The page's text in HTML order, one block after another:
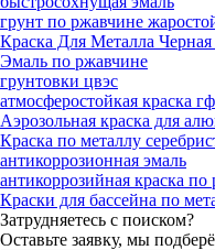
грунт по ржавчине
Краска Для Металла
Эмаль по ржавчине
грунтовки цвэс
атмосферостойкая краска гф
Аэрозольная краска для
Краска по металлу
антикоррозионная эмаль
антикоррозийная краска по
Краски для бассейна по
Затрудняетесь с поиском?
Оставьте заявку, мы